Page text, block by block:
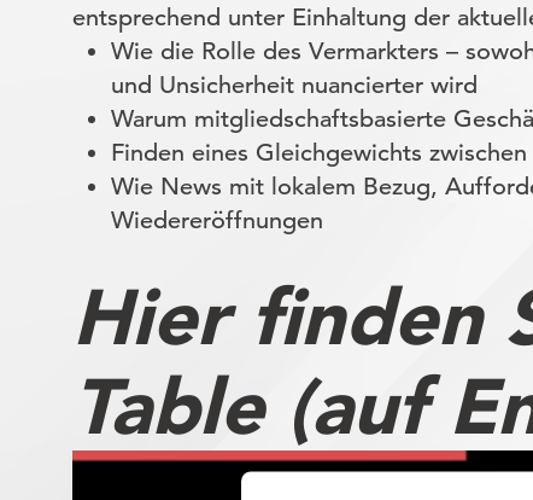
entsprechend unter Einhaltung der
Wie die Rolle des Vermarkters –
und Unsicherheit nuancierter wird
Warum mitgliedschaftsbasierte
Finden eines Gleichgewichts
Wie News mit lokalem Bezug,
Wiedereröffnungen
Hier finden
Table (auf